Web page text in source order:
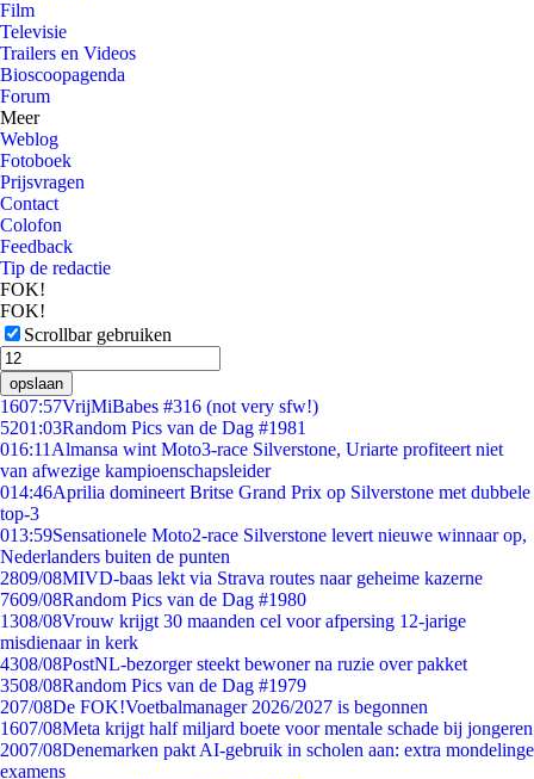
Film
Televisie
Trailers en Videos
Bioscoopagenda
Forum
Meer
Weblog
Fotoboek
Prijsvragen
Contact
Colofon
Feedback
Tip de redactie
FOK!
FOK!
Scrollbar gebruiken
opslaan
1607:57VrijMiBabes #316 (not very sfw!)
5201:03Random Pics van de Dag #1981
016:11 Almansa wint Moto3-race Silverstone, Uriarte profiteert niet
van afwezige kampioenschapsleider
014:46Aprilia domineert Britse Grand Prix op Silverstone met dubbele
top-3
013:59Sensationele Moto2-race Silverstone levert nieuwe winnaar op,
Nederlanders buiten de punten
2809/08MIVD-baas lekt via Strava routes naar geheime kazerne
7609/08Random Pics van de Dag #1980
1308/08Vrouw krijgt 30 maanden cel voor afpersing 12-jarige
misdienaar in kerk
4308/08PostNL-bezorger steekt bewoner na ruzie over pakket
3508/08Random Pics van de Dag #1979
207/08De FOK!Voetbalmanager 2026/2027 is begonnen
1607/08Meta krijgt half miljard boete voor mentale schade bij jongeren
2007/08Denemarken pakt AI-gebruik in scholen aan: extra mondelinge
examens